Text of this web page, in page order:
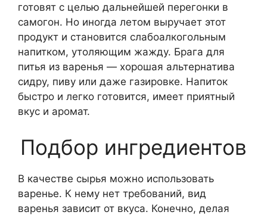
готовят с целью дальнейшей перегонки в
самогон. Но иногда летом выручает этот
продукт и становится слабоалкогольным
напитком, утоляющим жажду. Брага для
питья из варенья — хорошая альтернатива
сидру, пиву или даже газировке. Напиток
быстро и легко готовится, имеет приятный
вкус и аромат.
Подбор ингредиентов
В качестве сырья можно использовать
варенье. К нему нет требований, вид
варенья зависит от вкуса. Конечно, делая